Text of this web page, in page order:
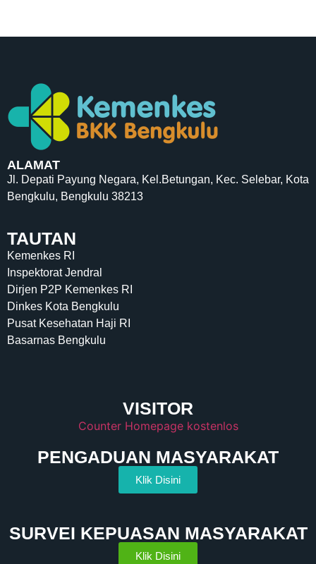
ALAMAT
Jl. Depati Payung Negara, Kel.Betungan, Kec. Selebar, Kota
Bengkulu, Bengkulu 38213
TAUTAN
Kemenkes RI
Inspektorat Jendral
Dirjen P2P Kemenkes RI
Dinkes Kota Bengkulu
Pusat Kesehatan Haji RI
Basarnas Bengkulu
VISITOR
Counter Homepage kostenlos
PENGADUAN MASYARAKAT
Klik Disini
SURVEI KEPUASAN MASYARAKAT
Klik Disini